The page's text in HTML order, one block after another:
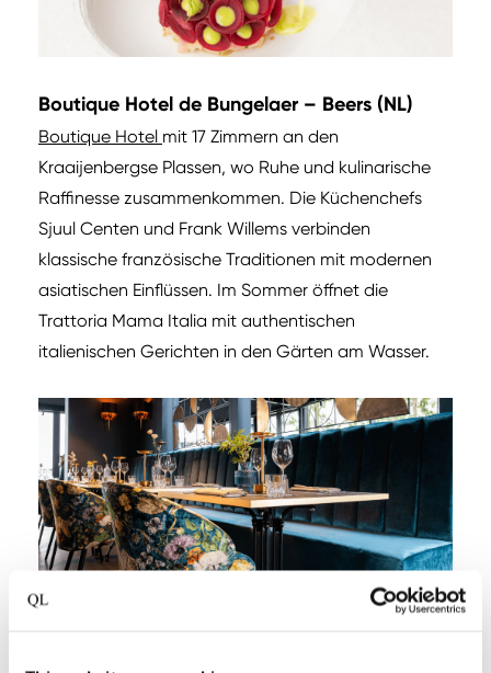
Boutique Hotel de Bungelaer – Beers (NL)
Boutique Hotel mit 17 Zimmern an den
Kraaijenbergse Plassen, wo Ruhe und kulinarische
Raffinesse zusammenkommen. Die Küchenchefs
Sjuul Centen und Frank Willems verbinden
klassische französische Traditionen mit modernen
asiatischen Einflüssen. Im Sommer öffnet die
Trattoria Mama Italia mit authentischen
italienischen Gerichten in den Gärten am Wasser.
MOMA1890 Boutique Hotel – München (DE)